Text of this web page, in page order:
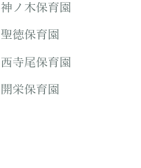
神ノ木保育園
聖徳保育園
西寺尾保育園
開栄保育園